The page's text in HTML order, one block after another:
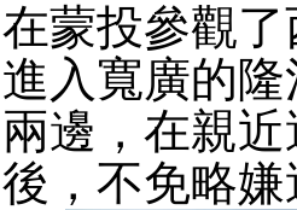
在蒙投參觀
進入寬廣的
兩邊，在親
後，不免略